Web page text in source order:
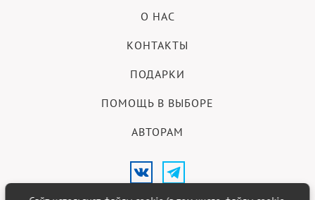
О НАС
КОНТАКТЫ
ПОДАРКИ
ПОМОЩЬ В ВЫБОРЕ
АВТОРАМ